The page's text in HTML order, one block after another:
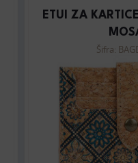
ETUI ZA
Šifra: